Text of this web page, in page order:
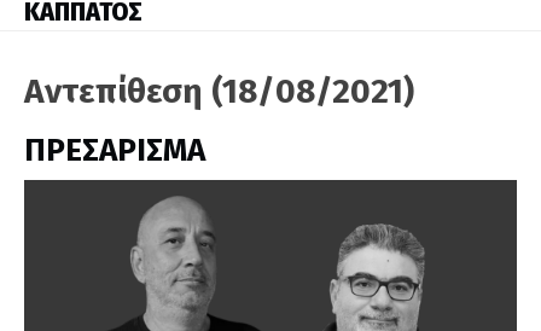
ΚΑΠΠΑΤΟΣ
Αντεπίθεση (18/08/2021)
ΠΡΕΣΑΡΙΣΜΑ